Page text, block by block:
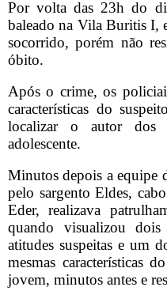
Por volta das 23h do
baleado na Vila Buritis I,
socorrido, porém não
óbito.
Após o crime, os
características do
localizar o autor dos
adolescente.
Minutos depois a equipe
pelo sargento Eldes,
Eder, realizava
quando visualizou
atitudes suspeitas e um
mesmas características
jovem, minutos antes e